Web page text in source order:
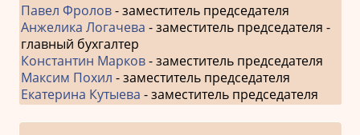
Павел Фролов- заместитель председателя
Анжелика Логачева - заместитель председателя -
главный бухгалтер
Константин Марков- заместитель председателя
Максим Похил - заместитель председателя
Екатерина Кутыева - заместитель председателя